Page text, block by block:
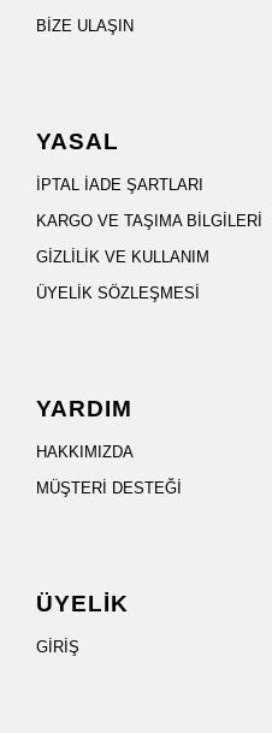
BİZE ULAŞIN
YASAL
İPTAL İADE ŞARTLARI
KARGO VE TAŞIMA BİLGİLERİ
GİZLİLİK VE KULLANIM
ÜYELİK SÖZLEŞMESİ
YARDIM
HAKKIMIZDA
MÜŞTERİ DESTEĞİ
ÜYELİK
GİRİŞ